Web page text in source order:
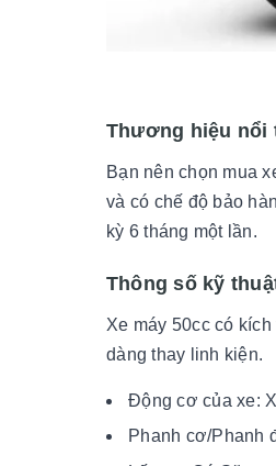
Thương hiệu nổi
Bạn nên chọn mua
và có chế độ bảo
kỳ 6 tháng một lần.
Thông số kỹ
Xe máy 50cc có
dàng thay linh kiện.
Động cơ của xe:
Phanh cơ/Phanh